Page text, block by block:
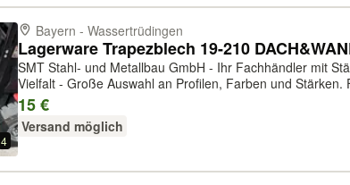
4
Bayern - Wassertrüdingen
SMT Stahl- und Metallbau GmbH - Ihr Fachhändler mit
Vielfalt - Große Auswahl an Profilen, Farben und Stärken.
Einzelbleche und in großen Mengen erhältlich. Service -
15 €
Versand möglich